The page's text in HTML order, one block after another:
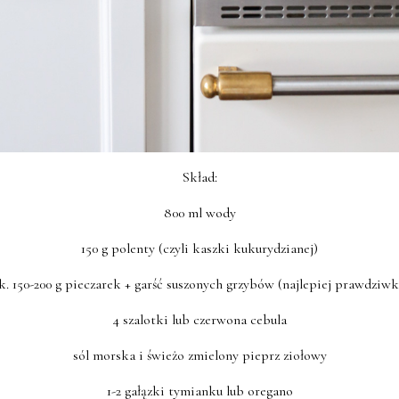
Skład:
800 ml wody
150 g polenty (czyli kaszki kukurydzianej)
150-200 g pieczarek + garść suszonych grzybów (najlepiej
4 szalotki lub czerwona cebula
sól morska i świeżo zmielony pieprz ziołowy
1-2 gałązki tymianku lub oregano